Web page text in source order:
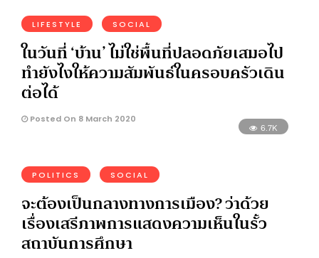
LIFESTYLE SOCIAL
ในวันที่ ‘บ้าน’ ไม่ใช่พื้นที่ปลอดภัยเสมอไป
ทำยังไงให้ความสัมพันธ์ในครอบครัวเดิน
ต่อได้
Posted On 8 March 2020
6.7K
POLITICS SOCIAL
จะต้องเป็นกลางทางการเมือง? ว่าด้วย
เรื่องเสรีภาพการแสดงความเห็นในรั้ว
สถาบันการศึกษา